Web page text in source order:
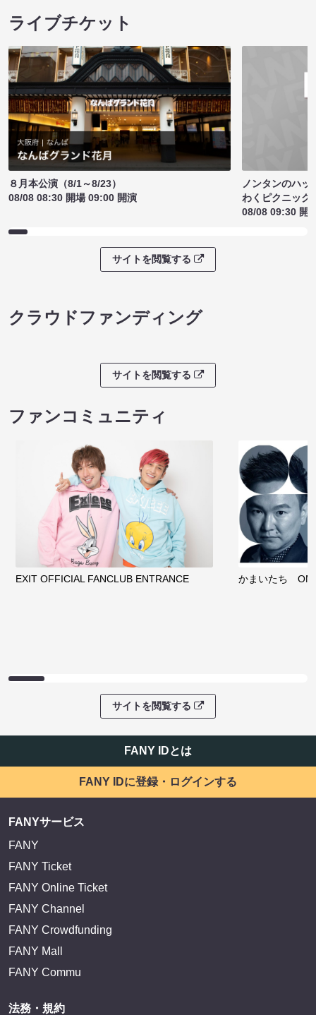
ライブチケット
８月本公演（8/1～8/23）
08/08 08:30 開場 09:00 開演
ノンタンのハッ
わくピクニック
08/08 09:30 開
サイトを閲覧する
クラウドファンディング
サイトを閲覧する
ファンコミュニティ
EXIT OFFICIAL FANCLUB ENTRANCE かまいたち
サイトを閲覧する
FANY IDとは
FANY IDに登録・ログインする
FANYサービス
FANY
FANY Ticket
FANY Online Ticket
FANY Channel
FANY Crowdfunding
FANY Mall
FANY Commu
法務・規約